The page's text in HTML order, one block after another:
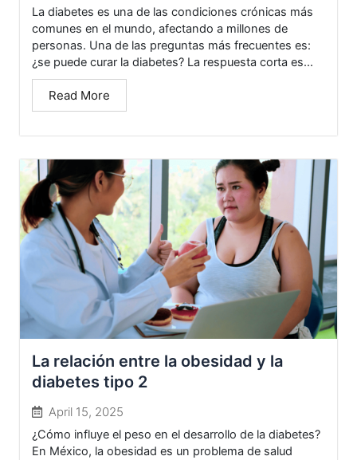
La diabetes es una de las condiciones crónicas más
comunes en el mundo, afectando a millones de
personas. Una de las preguntas más frecuentes es:
¿se puede curar la diabetes? La respuesta corta es...
Read More
La relación entre la obesidad y la
diabetes tipo 2
April 15, 2025
¿Cómo influye el peso en el desarrollo de la diabetes?
En México, la obesidad es un problema de salud